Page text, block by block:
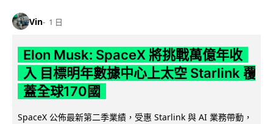
Vin 1 日
Elon Musk: SpaceX 將挑戰萬億年收
入 目標明年數據中心上太空 Starlink 覆
蓋全球170國
SpaceX 公佈最新第二季業績，受惠 Starlink 與 AI 業務帶動，